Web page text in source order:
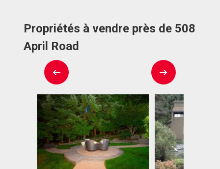
Propriétés à vendre près de 508
April Road